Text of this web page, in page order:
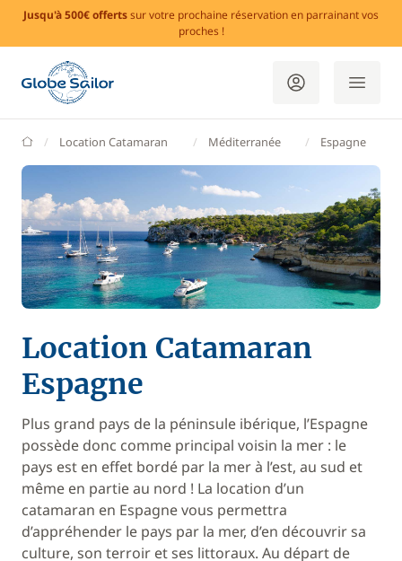
Jusqu'à 500€ offertssur votre prochaine réservation en parrainant vos
proches !
GlobeSailor
Location Catamaran Méditerranée Espagne
Location Catamaran
Espagne
Plus grand pays de la péninsule ibérique, l’Espagne
possède donc comme principal voisin la mer : le
pays est en effet bordé par la mer à l’est, au sud et
même en partie au nord ! La location d’un
catamaran en Espagne vous permettra
d’appréhender le pays par la mer, d’en découvrir sa
culture, son terroir et ses littoraux. Au départ de